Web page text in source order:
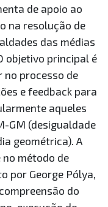
de apoio ao
na resolução de
das médias
objetivo principal é
no processo de
e feedback para
aqueles
GM (desigualdade
geométrica). A
método de
por George Pólya,
do